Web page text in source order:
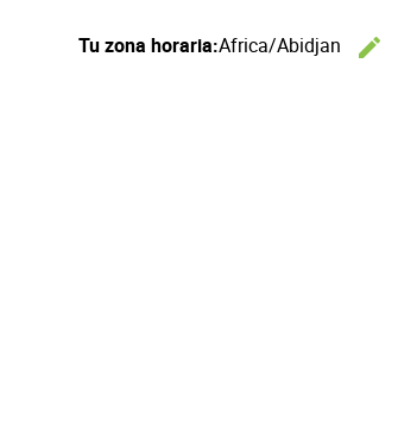
Tu zona horaria:Africa/Abidjan edit